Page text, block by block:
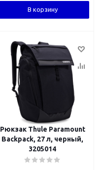
В корзину
Рюкзак Thule Paramount
Backpack, 27 л, черный,
3205014